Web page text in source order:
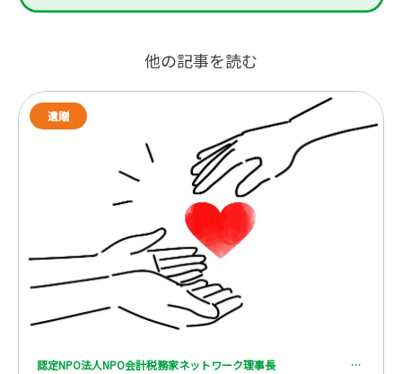
他の記事を読む
認定NPO法人NPO会計税務家ネットワーク理事長 一般社団法人 全国レガシーギフト協会理事 税理士 脇坂 誠也
遺贈